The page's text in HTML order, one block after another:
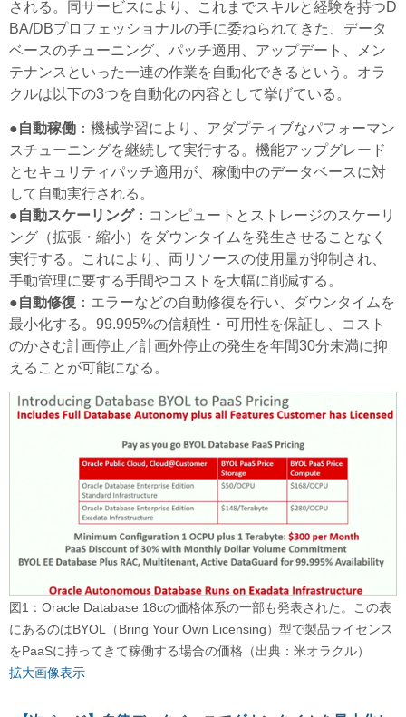
される。同サービスにより、これまでスキルと経験を持つD
BA/DBプロフェッショナルの手に委ねられてきた、データ
ベースのチューニング、パッチ適用、アップデート、メン
テナンスといった一連の作業を自動化できるという。オラ
クルは以下の3つを自動化の内容として挙げている。
●自動稼働 ：機械学習により、アダプティブなパフォーマン
スチューニングを継続して実行する。機能アップグレード
とセキュリティパッチ適用が、稼働中のデータベースに対
して自動実行される。
●自動スケーリング：コンピュートとストレージのスケーリ
ング（拡張・縮小）をダウンタイムを発生させることなく
実行する。これにより、両リソースの使用量が抑制され、
手動管理に要する手間やコストを大幅に削減する。
●自動修復 ：エラーなどの自動修復を行い、ダウンタイムを
最小化する。99.995%の信頼性・可用性を保証し、コスト
のかさむ計画停止／計画外停止の発生を年間30分未満に抑
えることが可能になる。
図1：Oracle Database 18cの価格体系の一部も発表された。この表
にあるのはBYOL（Bring Your Own Licensing）型で製品ライセンス
をPaaSに持ってきて稼働する場合の価格（出典：米オラクル）
拡大画像表示